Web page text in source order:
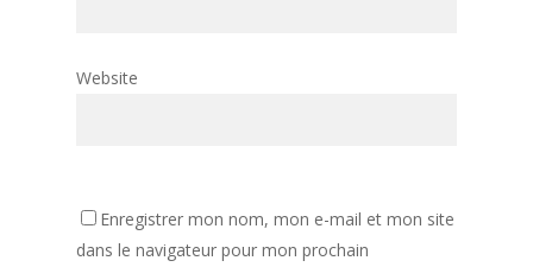
Website
Enregistrer mon nom, mon e-mail et mon site
dans le navigateur pour mon prochain